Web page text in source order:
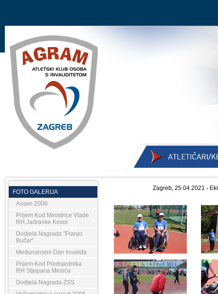
Zagreb, 25.04.2021 -
FOTO GALERIJA
Assen 2006
Prijem Kod Ministrice Vlade
RH Jadranke Kosor
Dodjela Nagrada "Franjo
Bučar"
Međunarodni Dan Invalida
Prijem Kod Predsjednika
RH Stjepana Mesića
Dodjela Nagrada ZSS